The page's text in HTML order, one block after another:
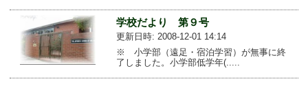
学校だより 第９号
更新日時: 2008-12-01 14:14
※ 小学部（遠足・宿泊学習）が無事に終
了しました。小学部低学年(.....